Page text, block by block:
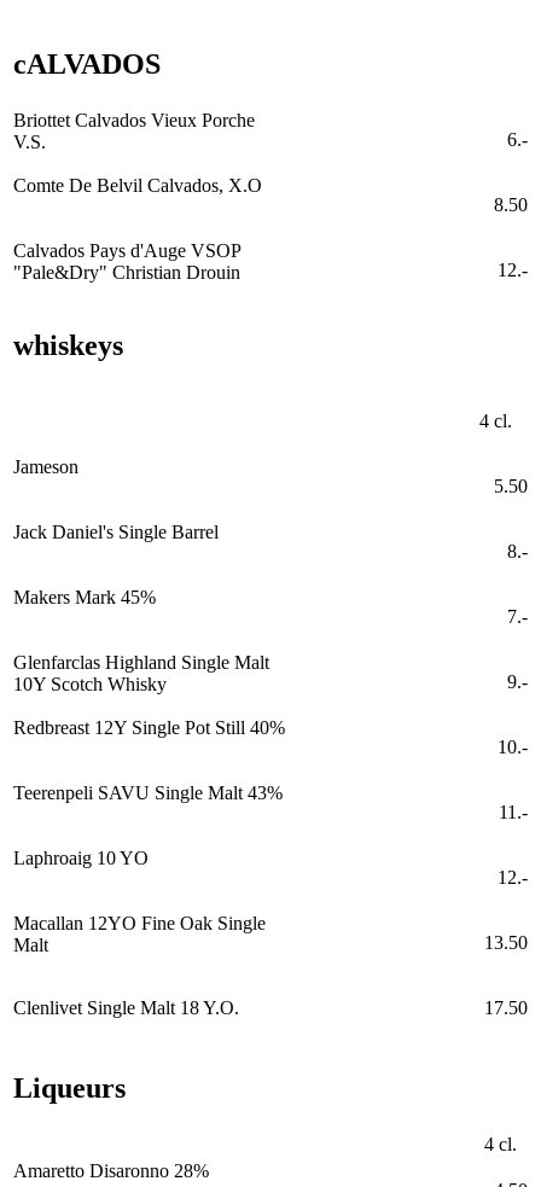
cALVADOS
Briottet Calvados Vieux Porche
V.S.
6.-
Comte De Belvil Calvados, X.O
8.50
Calvados Pays d'Auge VSOP
"Pale&Dry" Christian Drouin
12.-
whiskeys
4 cl.
Jameson
5.50
Jack Daniel's Single Barrel
8.-
Makers Mark 45%
7.-
Glenfarclas Highland Single Malt
10Y Scotch Whisky
9.-
Redbreast 12Y Single Pot Still 40%
10.-
Teerenpeli SAVU Single Malt 43%
11.-
Laphroaig 10 YO
12.-
Macallan 12YO Fine Oak Single
Malt
13.50
Clenlivet Single Malt 18 Y.O. 17.50
Liqueurs
4 cl.
Amaretto Disaronno 28%